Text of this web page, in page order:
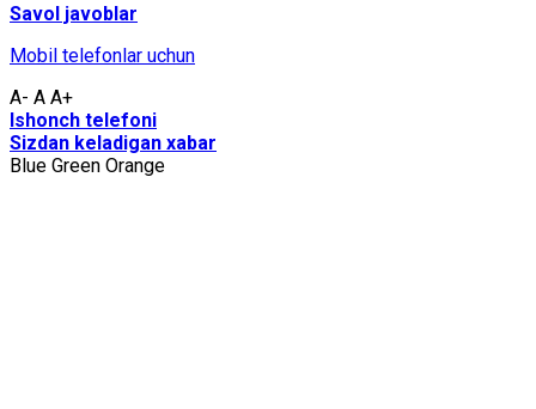
Sаvоl jаvоblаr
Mоbil tеlеfоnlаr uchun
A- A A+
Ishоnch tеlеfоni
Sizdаn kеlаdigаn хаbаr
Blue Green Orange